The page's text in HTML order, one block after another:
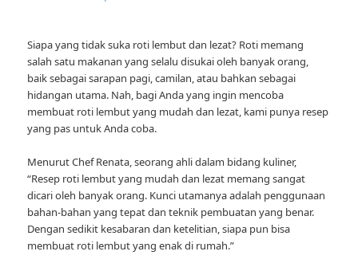
Siapa yang tidak suka roti lembut dan lezat? Roti memang
salah satu makanan yang selalu disukai oleh banyak orang,
baik sebagai sarapan pagi, camilan, atau bahkan sebagai
hidangan utama. Nah, bagi Anda yang ingin mencoba
membuat roti lembut yang mudah dan lezat, kami punya resep
yang pas untuk Anda coba.
Menurut Chef Renata, seorang ahli dalam bidang kuliner,
“Resep roti lembut yang mudah dan lezat memang sangat
dicari oleh banyak orang. Kunci utamanya adalah penggunaan
bahan-bahan yang tepat dan teknik pembuatan yang benar.
Dengan sedikit kesabaran dan ketelitian, siapa pun bisa
membuat roti lembut yang enak di rumah.”